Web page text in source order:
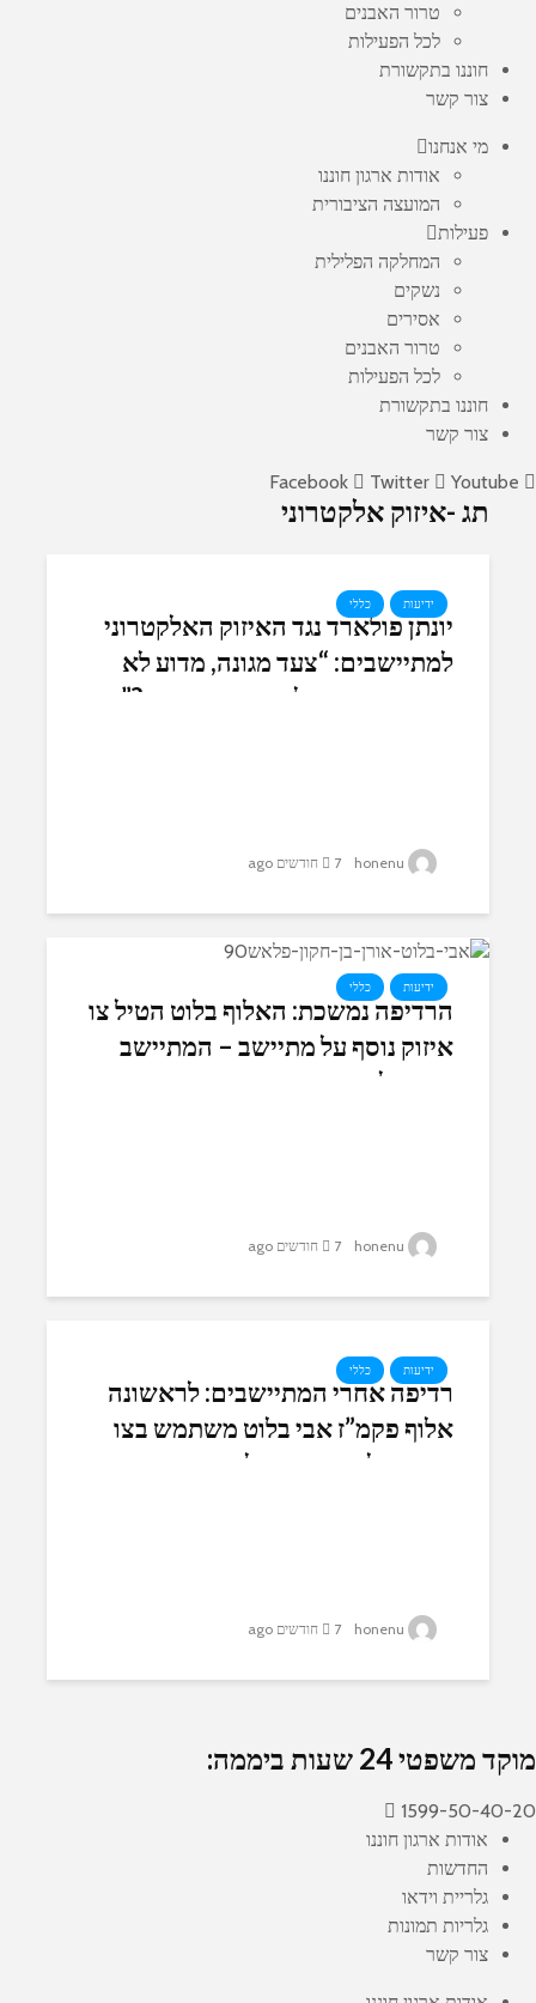
טרור האבנים
לכל הפעילות
חוננו בתקשורת
צור קשר
מי אנחנו
אודות ארגון חוננו
המועצה הציבורית
פעילות
המחלקה הפלילית
נשקים
אסירים
טרור האבנים
לכל הפעילות
חוננו בתקשורת
צור קשר
Facebook Twitter Youtube
תג -איזוק אלקטרוני
ידיעות כללי
יונתן פולארד נגד האיזוק האלקטרוני
למתיישבים: “צעד מגונה, מדוע לא
אזקו את המחבלים המשוחררים?”
7 חודשים ago
ידיעות כללי
הרדיפה נמשכת: האלוף בלוט הטיל צו
איזוק נוסף על מתיישב – המתיישב
מסרב לאיזוק
7 חודשים ago
ידיעות כללי
רדיפה אחרי המתיישבים: לראשונה
אלוף פקמ”ז אבי בלוט משתמש בצו
איזוק אלקטרוני מנהלי
7 חודשים ago
מוקד משפטי 24 שעות ביממה:
1599-50-40-20
אודות ארגון חוננו
החדשות
גלריית וידאו
גלריות תמונות
צור קשר